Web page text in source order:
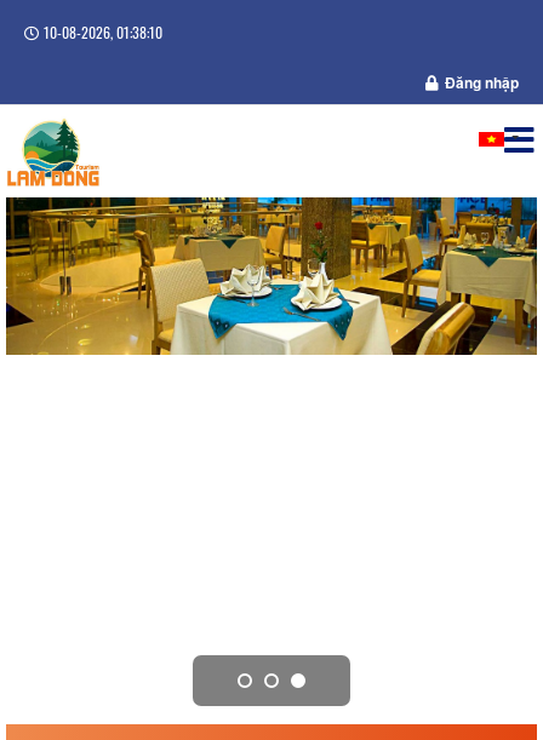
10-08-2026, 01:38:10
Đăng nhập